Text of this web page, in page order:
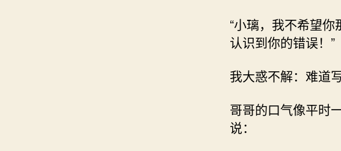
“小璃，我不希望
认识到你的错误！”
我大惑不解：难道
哥哥的口气像平时
说：